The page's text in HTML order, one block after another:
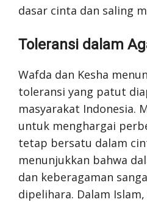
dasar cinta dan saling
Toleransi dalam
Wafda dan Kesha
toleransi yang patut
masyarakat Indonesia.
untuk menghargai
tetap bersatu dalam
menunjukkan bahwa
dan keberagaman
dipelihara. Dalam